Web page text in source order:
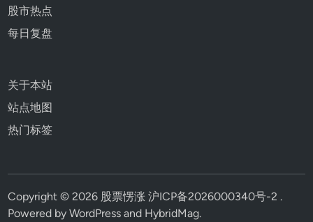
股市热点
每日复盘
关于本站
站点地图
热门标签
Copyright © 2026 股票愣涨 沪ICP备2026000340号-2 .
Powered byWordPress and HybridMag.